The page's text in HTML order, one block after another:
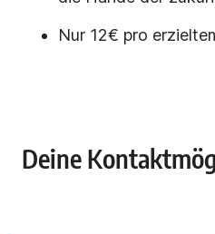
Nur 12€ pro
Deine